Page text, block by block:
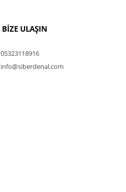
BİZE ULAŞIN
05323118916
info@siberdenal.com